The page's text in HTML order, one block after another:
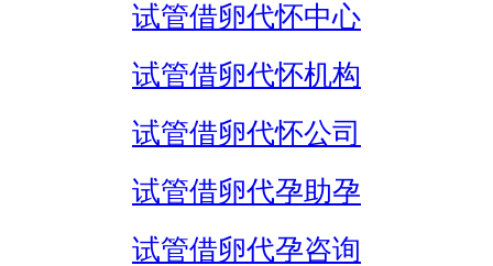
试管借卵代怀中心
试管借卵代怀机构
试管借卵代怀公司
试管借卵代孕助孕
试管借卵代孕咨询